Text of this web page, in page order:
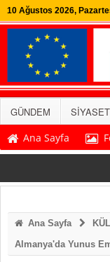
10 Ağustos 2026,
GÜNDEM SİYASET
Ana Sayfa
Ana Sayfa
Almanya'da Yunus